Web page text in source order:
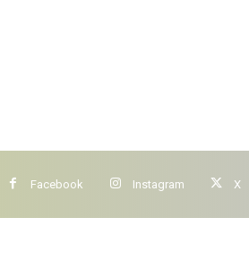
Facebook Instagram X